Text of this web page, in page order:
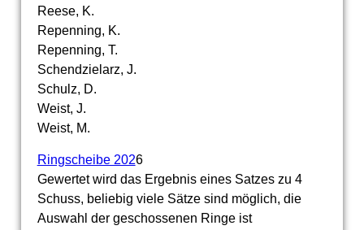
Reese, K.
Repenning, K.
Repenning, T.
Schendzielarz, J.
Schulz, D.
Weist, J.
Weist, M.
Ringscheibe 2026
Gewertet wird das Ergebnis eines Satzes zu 4
Schuss, beliebig viele Sätze sind möglich, die
Auswahl der geschossenen Ringe ist